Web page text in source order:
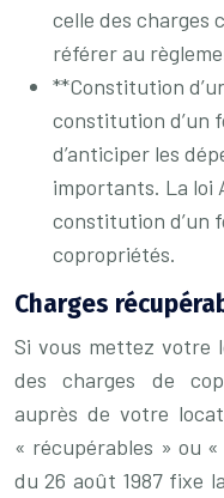
celle des charges
référer au
**Constitution
constitution d’un
d’anticiper les
importants. La loi
constitution d’un
copropriétés.
Charges
Si vous mettez votre
des charges de
auprès de votre
« récupérables » ou
du 26 août 1987 fixe